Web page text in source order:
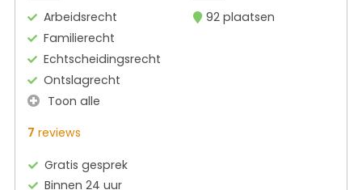
Arbeidsrecht
Familierecht
Echtscheidingsrecht
Ontslagrecht
Toon alle
92 plaatsen
7 reviews
Gratis gesprek
Binnen 24 uur